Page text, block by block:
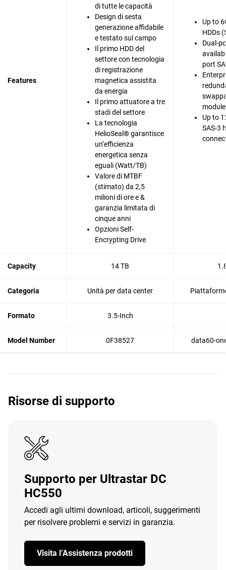
Features
di tutte le capacità
Design di sesta
generazione affidabile
e testato sul campo
Il primo HDD del
settore con tecnologia
di registrazione
magnetica assistita
da energia
Il primo attuatore a tre
stadi del settore
La tecnologia
HelioSeal® garantisce
un’efficienza
energetica senza
eguali (Watt/TB)
Valore di MTBF
(stimato) da 2,5
milioni di ore e &
garanzia limitata di
cinque anni
Opzioni Self-
Encrypting Drive
Up to
HDDs
Dual-
port
Up to
SAS-3
Capacity 14 TB
Categoria Unità per data center
Formato 3.5-Inch
Model Number 0F38527 data60-
Risorse di supporto
Supporto per Ultrastar DC
HC550
Accedi agli ultimi download, articoli, suggerimenti
per risolvere problemi e servizi in garanzia.
Visita l’Assistenza prodotti